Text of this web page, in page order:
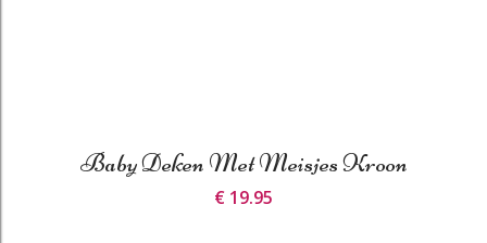
Baby Deken Met Meisjes Kroon
€ 19.95